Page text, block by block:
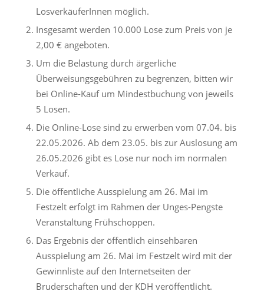
LosverkäuferInnen möglich.
Insgesamt werden 10.000 Lose zum Preis von je
2,00 € angeboten.
Um die Belastung durch ärgerliche
Überweisungsgebühren zu begrenzen, bitten wir
bei Online-Kauf um Mindestbuchung von jeweils
5 Losen.
Die Online-Lose sind zu erwerben vom 07.04. bis
22.05.2026. Ab dem 23.05. bis zur Auslosung am
26.05.2026 gibt es Lose nur noch im normalen
Verkauf.
Die öffentliche Ausspielung am 26. Mai im
Festzelt erfolgt im Rahmen der Unges-Pengste
Veranstaltung Frühschoppen.
Das Ergebnis der öffentlich einsehbaren
Ausspielung am 26. Mai im Festzelt wird mit der
Gewinnliste auf den Internetseiten der
Bruderschaften und der KDH veröffentlicht.